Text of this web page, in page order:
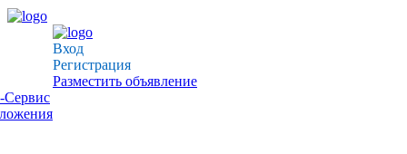
Вход
Регистрация
Разместить объявление